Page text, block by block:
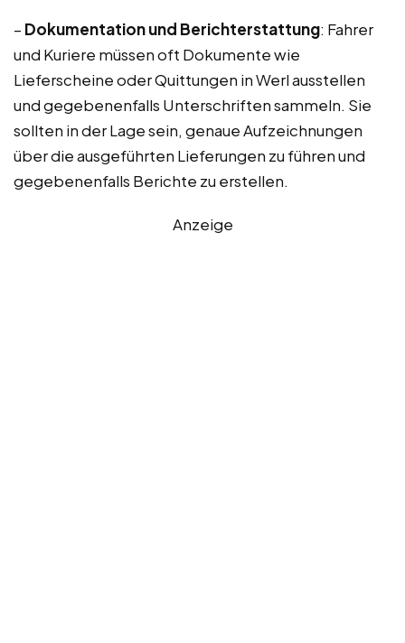
– Dokumentation und Berichterstattung: Fahrer
und Kuriere müssen oft Dokumente wie
Lieferscheine oder Quittungen in Werl ausstellen
und gegebenenfalls Unterschriften sammeln. Sie
sollten in der Lage sein, genaue Aufzeichnungen
über die ausgeführten Lieferungen zu führen und
gegebenenfalls Berichte zu erstellen.
Anzeige